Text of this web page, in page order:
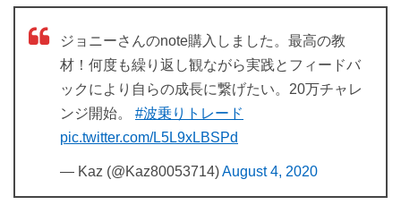
ジョニーさんのnote購入しました。最高の教
材！何度も繰り返し観ながら実践とフィードバ
ックにより自らの成長に繋げたい。20万チャレ
ンジ開始。 #波乗りトレード
pic.twitter.com/L5L9xLBSPd
— Kaz (@Kaz80053714)August 4, 2020